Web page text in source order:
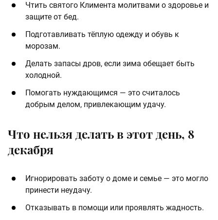
Чтить святого Климента молитвами о здоровье и
защите от бед.
Подготавливать тёплую одежду и обувь к
морозам.
Делать запасы дров, если зима обещает быть
холодной.
Помогать нуждающимся — это считалось
добрым делом, привлекающим удачу.
Что нельзя делать в этот день, 8
декабря
Игнорировать заботу о доме и семье — это могло
принести неудачу.
Отказывать в помощи или проявлять жадность.